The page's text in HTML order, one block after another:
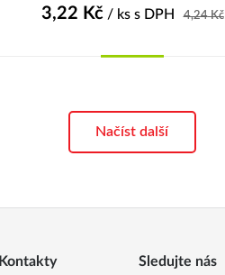
3,22 Kč/ ks s DPH 4,24Kč
Načíst další
Kontakty Sledujte nás